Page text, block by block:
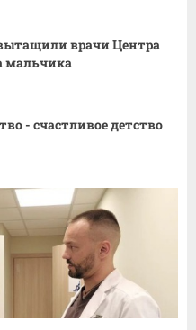
врачи Центра
мальчика
- счастливое детство